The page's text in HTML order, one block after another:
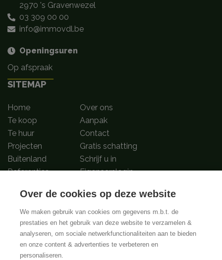
2970 's Gravenwezel
03 309 00 00
info@immovdl.be
Openingsuren
Op afspraak
SITEMAP
Home
Te koop
Te huur
Projecten
Buitenland
Referenties
Over ons
Aanpak
Contact
Gratis schatting
Schrijf u in
Eigenaarslogin
Volg ons op
BIV-Erkende vastgoedmakelaar-bemiddelaars in België met BIV nummers
502.673, 504.001 en 508.721 | Toezichthoudende authoriteit:
Beroepsinstituut van Vastgoedmakelaars, Luxenburgstraat 16B, 1000
Over de cookies op deze website
We maken gebruik van cookies om gegevens m.b.t. de
prestaties en het gebruik van deze website te verzamelen &
analyseren, om sociale netwerkfunctionaliteiten aan te bieden
en onze content & advertenties te verbeteren en
personaliseren.